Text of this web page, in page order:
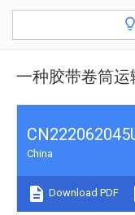
一种胶带卷筒运
China
Download PDF